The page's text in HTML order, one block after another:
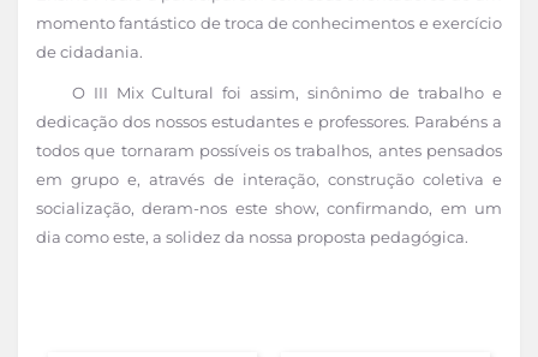
momento fantástico de troca de conhecimentos e exercício
de cidadania.
O III Mix Cultural foi assim, sinônimo de trabalho e
dedicação dos nossos estudantes e professores. Parabéns a
todos que tornaram possíveis os trabalhos, antes pensados
em grupo e, através de interação, construção coletiva e
socialização, deram-nos este show, confirmando, em um
dia como este, a solidez da nossa proposta pedagógica.